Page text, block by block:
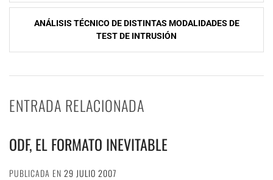
entradas
ANÁLISIS TÉCNICO DE DISTINTAS MODALIDADES DE
TEST DE INTRUSIÓN
ENTRADA RELACIONADA
ODF, EL FORMATO INEVITABLE
PUBLICADA EN 29 JULIO 2007